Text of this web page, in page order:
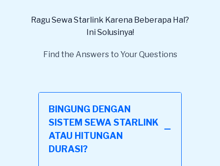
Ragu Sewa Starlink Karena Beberapa Hal?
Ini Solusinya!
Find the Answers to Your Questions
BINGUNG DENGAN
SISTEM SEWA STARLINK
ATAU HITUNGAN
DURASI?